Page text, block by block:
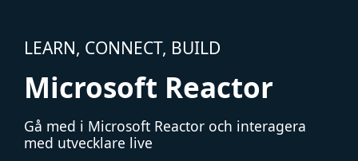
LEARN, CONNECT, BUILD
Microsoft Reactor
Gå med i Microsoft Reactor och interagera
med utvecklare live